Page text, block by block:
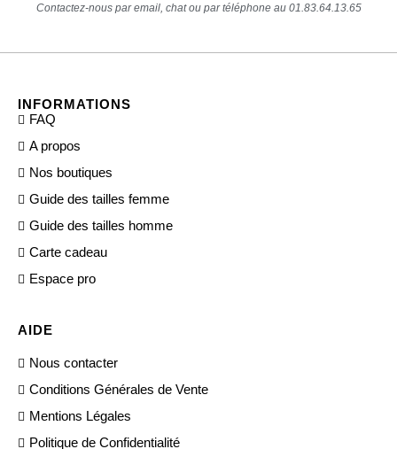
Contactez-nous par email, chat ou par téléphone au 01.83.64.13.65
INFORMATIONS
FAQ
A propos
Nos boutiques
Guide des tailles femme
Guide des tailles homme
Carte cadeau
Espace pro
AIDE
Nous contacter
Conditions Générales de Vente
Mentions Légales
Politique de Confidentialité